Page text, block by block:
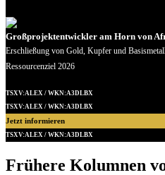
Großprojektentwickler am Horn von
Erschließung von Gold, Kupfer und
Ressourcenziel 2026
TSXV:ALEX / WKN:A3DLBX
TSXV:ALEX / WKN:A3DLBX
Jetzt informieren
TSXV:ALEX / WKN:A3DLBX
Frühere Kolumnen